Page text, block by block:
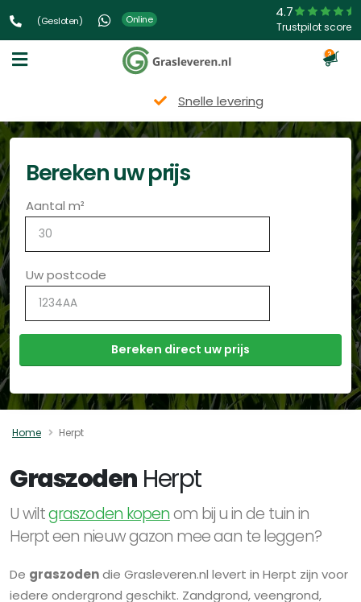
(Gesloten) Online 4.7
Trustpilot score
3
Snelle levering
Bereken uw prijs
Aantal m²
Uw postcode
Home Herpt
Graszoden Herpt
U wiltgraszoden kopenom bij u in de tuin in
Herpt een nieuw gazon mee aan te leggen?
De graszodendie Grasleveren.nl levert in Herpt zijn voor
iedere ondergrond geschikt. Zandgrond, veengrond,